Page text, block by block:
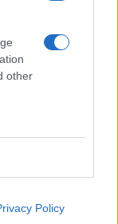
other
Policy